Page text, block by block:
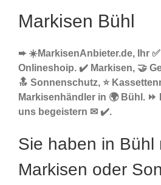
Markisen Bühl
➨ ☀️MarkisenAnbieter.de, Ihr
Onlineshoip. ✔️ Markisen, 🤝
🔝 Sonnenschutz, ⭐
Markisenhändler in 🌍 Bühl.
uns begeistern ✉ ✔️.
Sie haben in Bühl
Markisen oder